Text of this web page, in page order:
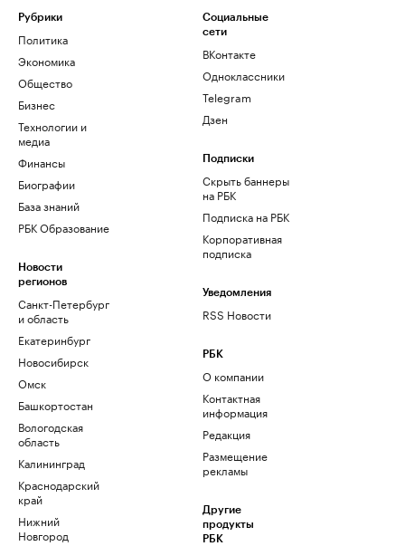
Рубрики
Политика
Экономика
Общество
Бизнес
Технологии и
медиа
Финансы
Биографии
База знаний
РБК Образование
Новости
регионов
Санкт-Петербург
и область
Екатеринбург
Новосибирск
Омск
Башкортостан
Вологодская
область
Калининград
Краснодарский
край
Нижний
Новгород
Социальные
сети
ВКонтакте
Одноклассники
Telegram
Дзен
Подписки
Скрыть баннеры
на РБК
Подписка на РБК
Корпоративная
подписка
Уведомления
RSS Новости
РБК
О компании
Контактная
информация
Редакция
Размещение
рекламы
Другие
продукты
РБК